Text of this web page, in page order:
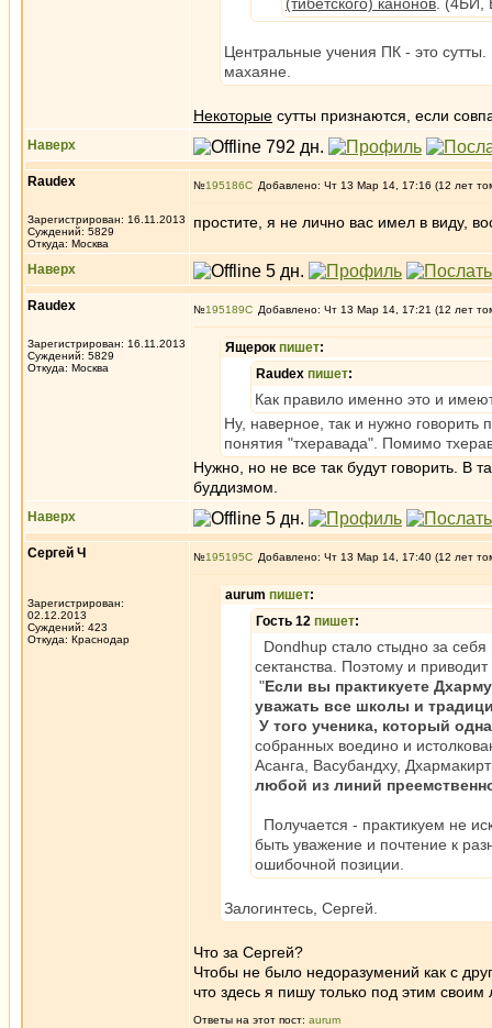
Центральные учения ПК - это сутты.
махаяне.
Некоторые сутты признаются, если
Наверх
Raudex
Зарегистрирован: 16.11.2013
Суждений: 5829
Откуда: Москва
№195186 Добавлено: Чт 13 Мар 14, 17:16 (12 лет
простите, я не лично вас имел в виду,
Наверх
Raudex
Зарегистрирован: 16.11.2013
Суждений: 5829
Откуда: Москва
№195189 Добавлено: Чт 13 Мар 14, 17:21 (12 лет
Ящерок пишет:
Raudex пишет:
Как правило именно это и
Ну, наверное, так и нужно
понятия "тхеравада". Помимо
Нужно, но не все так будут говорить. В
буддизмом.
Наверх
Сергей Ч
Зарегистрирован:
02.12.2013
Суждений: 423
Откуда: Краснодар
№195195 Добавлено: Чт 13 Мар 14, 17:40 (12 лет
aurum пишет:
Гость 12 пишет:
Dondhup стало стыдно за
сектанства. Поэтому и
"Если вы практикуете
уважать все школы и
У того ученика, который
собранных воедино и
Асанга, Васубандху,
любой из линий
Получается - практикуем не
быть уважение и почтение к
ошибочной позиции.
Залогинтесь, Сергей.
Что за Сергей?
Чтобы не было недоразумений как с
что здесь я пишу только под этим своим
Ответы на этот пост: aurum